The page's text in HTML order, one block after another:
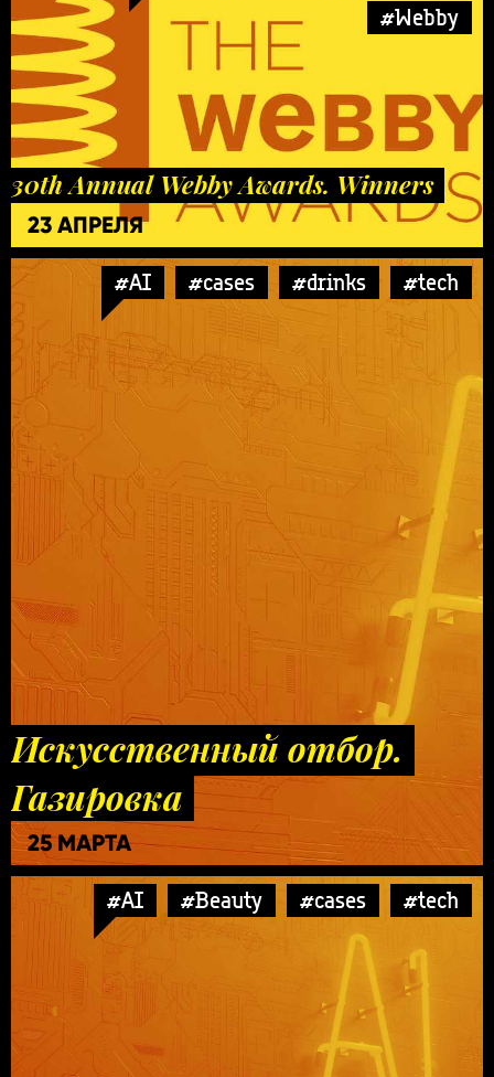
#Webby
30th Annual Webby Awards. Winners
23 АПРЕЛЯ
#AI #cases #drinks #tech
Искусственный отбор.
Газировка
25 МАРТА
#AI #Beauty #cases #tech